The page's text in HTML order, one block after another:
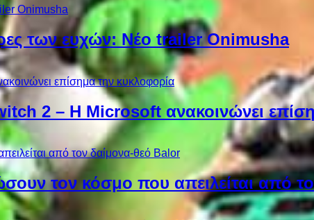
των ευχών: Νέο trailer Onimusha
2 – Η Microsoft ανακοινώνει
τον κόσμο που απειλείται από